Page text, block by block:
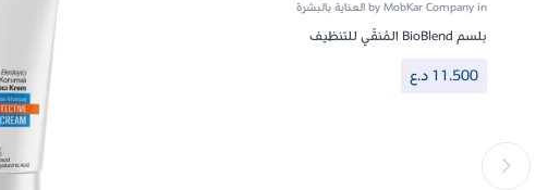
byMobKar Companyin العناية بالبشرة
بلسم BioBlend المُنقّي للتنظيف
11.500د.ع